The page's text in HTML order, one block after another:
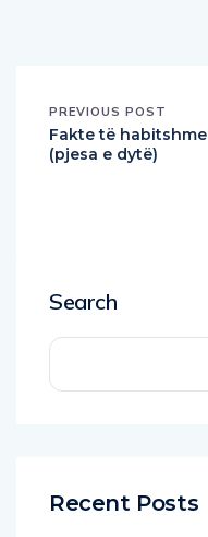
PREVIOUS POST
Fakte të habitshme
(pjesa e dytë)
Search
Recent Posts